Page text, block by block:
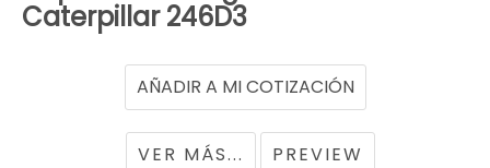
Caterpillar 246D3
VER MÁS... PREVIEW